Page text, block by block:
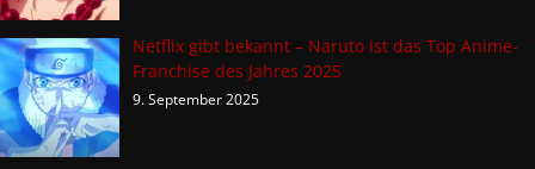
Netflix gibt bekannt – Naruto ist das Top Anime-
Franchise des Jahres 2025
9. September 2025